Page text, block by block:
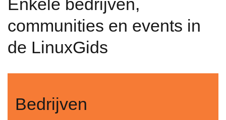
Enkele bedrijven,
communities en events in
de LinuxGids
Bedrijven